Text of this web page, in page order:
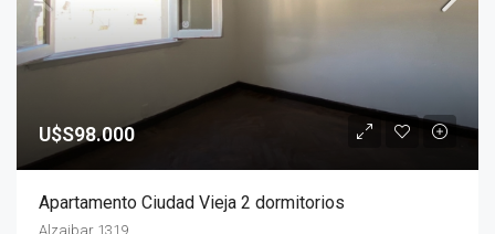
U$S98.000
Apartamento Ciudad Vieja 2 dormitorios
Alzaibar 1319